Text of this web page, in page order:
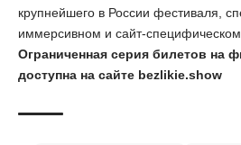
крупнейшего в России фестиваля,
иммерсивном и сайт-специфическом
Ограниченная серия билетов на
доступна на сайте bezlikie.show